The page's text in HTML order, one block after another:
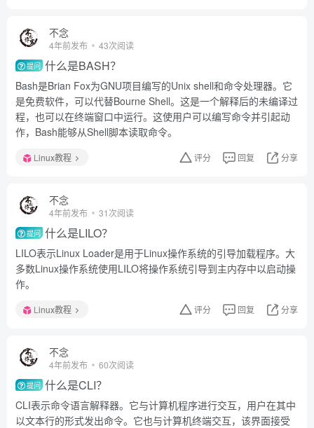
不念
4年前发布 43次阅读
提问 什么是BASH？
Bash是Brian Fox为GNU项目编写的Unix shell和命令处理器。它
是免费软件，可以代替Bourne Shell。这是一个解释后的未编译过
程，也可以在终端窗口中运行。这使用户可以编写命令并引起动
作，Bash能够从Shell脚本读取命令。
Linux教程 评分 回复 分享
不念
4年前发布 31次阅读
提问 什么是LILO？
LILO表示Linux Loader是用于Linux操作系统的引导加载程序。大
多数Linux操作系统使用LILO将操作系统引导到主内存中以启动操
作。
Linux教程 评分 回复 分享
不念
4年前发布 60次阅读
提问 什么是CLI？
CLI表示命令语言解释器。它与计算机程序进行交互，用户在其中
以文本行的形式发出命令。它也与计算机终端交互，该界面接受